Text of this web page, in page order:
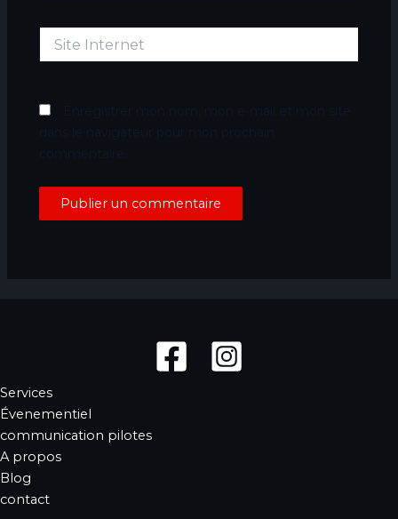
Internet
Services
Évenementiel
communication pilotes
A propos
Blog
contact